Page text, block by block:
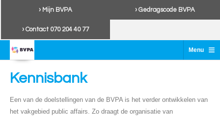
› Mijn BVPA › Gedragscode BVPA
› Contact 070 204 40 77
Menu ≡
Kennisbank
Een van de doelstellingen van de BVPA is het verder ontwikkelen van
het vakgebied public affairs. Zo draagt de organisatie van